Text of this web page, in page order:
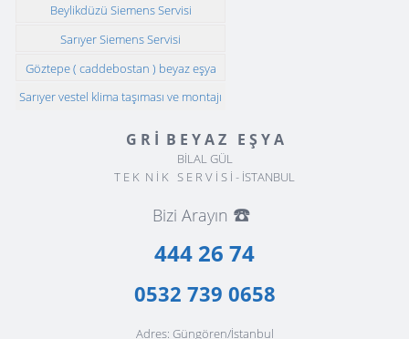
Beylikdüzü Siemens Servisi
Sarıyer Siemens Servisi
Göztepe ( caddebostan ) beyaz eşya
Sarıyer vestel klima taşıması ve montajı
G R İ B E Y A Z E Ş Y A
BİLAL GÜL
T E K N İ K S E R V İ S İ - İSTANBUL
Bizi Arayın ☎️
444 26 74
0532 739 0658
Adres: Güngören/İstanbul